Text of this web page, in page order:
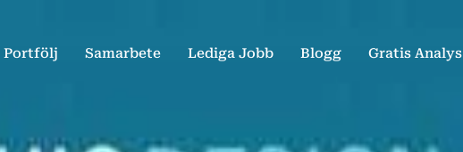
Portfölj Samarbete Lediga Jobb Blogg Gratis Analys